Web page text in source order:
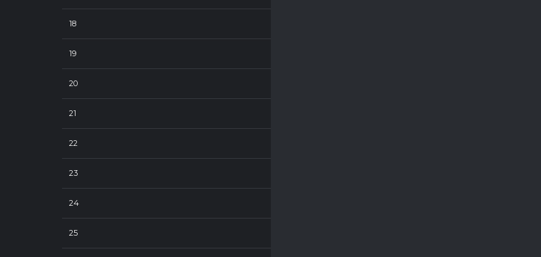
18
19
20
21
22
23
24
25